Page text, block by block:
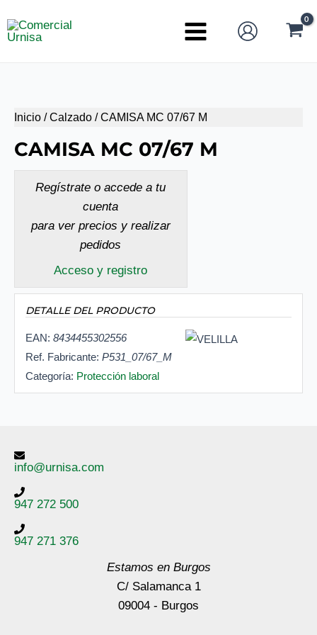
al
Main
Inicio /Calzado / CAMISA MC 07/67 M
CAMISA MC 07/67 M
Regístrate o accede a tu
cuenta
para ver precios y realizar
pedidos
Acceso y registro
DETALLE DEL PRODUCTO
EAN: 8434455302556
Ref. Fabricante: P531_07/67_M
Categoría: Protección laboral
info@urnisa.com
947 272 500
947 271 376
Estamos en Burgos
C/ Salamanca 1
09004 - Burgos